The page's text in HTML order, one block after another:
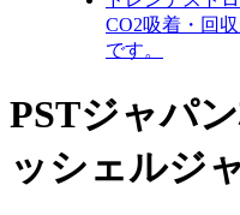
CO2吸着・回
です。
PSTジャパ
ッシェルジ